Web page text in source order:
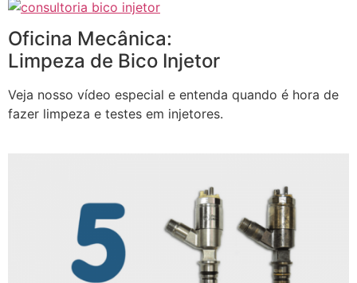
Oficina Mecânica:
Limpeza de Bico Injetor
Veja nosso vídeo especial e entenda quando é hora de
fazer limpeza e testes em injetores.